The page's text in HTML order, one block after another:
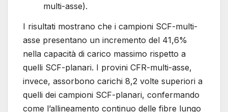
multi-asse).
I risultati mostrano che i campioni SCF-multi-
asse presentano un incremento del 41,6%
nella capacità di carico massimo rispetto a
quelli SCF-planari. I provini CFR-multi-asse,
invece, assorbono carichi 8,2 volte superiori a
quelli dei campioni SCF-planari, confermando
come l’allineamento continuo delle fibre lungo